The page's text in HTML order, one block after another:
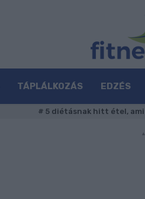
TÁPLÁLKOZÁS EDZÉS
# 5 diétásnak hitt étel, ami